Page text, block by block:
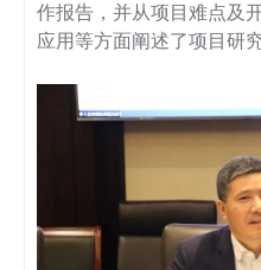
作报告，并从项目难点及
应用等方面阐述了项目研究